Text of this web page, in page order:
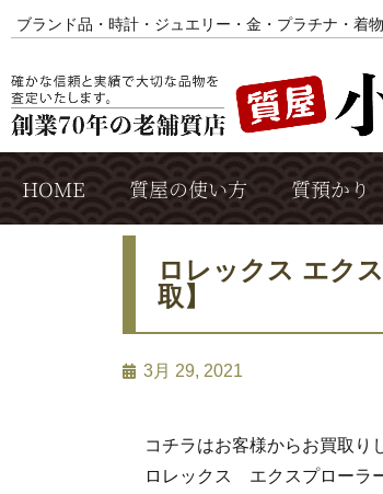
ブランド品・時計・ジュエリー・金・プラチナ・着
HOME 質屋の使い方 質預かり
ロレックス エク
取】
3月 29, 2021
コチラはお客様からお買取り
ロレックス エクスプローラ